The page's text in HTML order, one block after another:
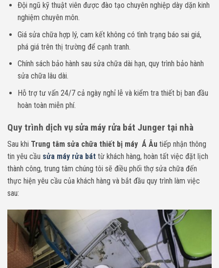
Đội ngũ kỹ thuật viên được đào tạo chuyên nghiệp dày dặn kinh
nghiệm chuyên môn.
Giá sửa chữa hợp lý, cam kết không có tình trạng báo sai giá,
phá giá trên thị trường để cạnh tranh.
Chính sách bảo hành sau sửa chữa dài hạn, quy trình bảo hành
sửa chữa lâu dài.
Hỗ trợ tư vấn 24/7 cả ngày nghỉ lễ và kiểm tra thiết bị ban đầu
hoàn toàn miễn phí.
Quy trình dịch vụ sửa máy rửa bát Junger tại nhà
Sau khi Trung tâm sửa chữa thiết bị máy Á Âu tiếp nhận thông
tin yêu cầu sửa máy rửa bát từ khách hàng, hoàn tất việc đặt lịch
thành công, trung tâm chúng tôi sẽ điều phối thợ sửa chữa đến
thực hiện yêu cầu của khách hàng và bắt đầu quy trình làm việc
sau: